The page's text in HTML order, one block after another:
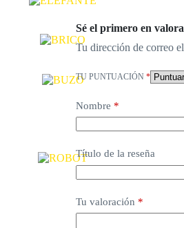
Sé el primero en
Tu dirección de correo
TU PUNTUACIÓN *
Nombre *
Título de la reseña
Tu valoración *